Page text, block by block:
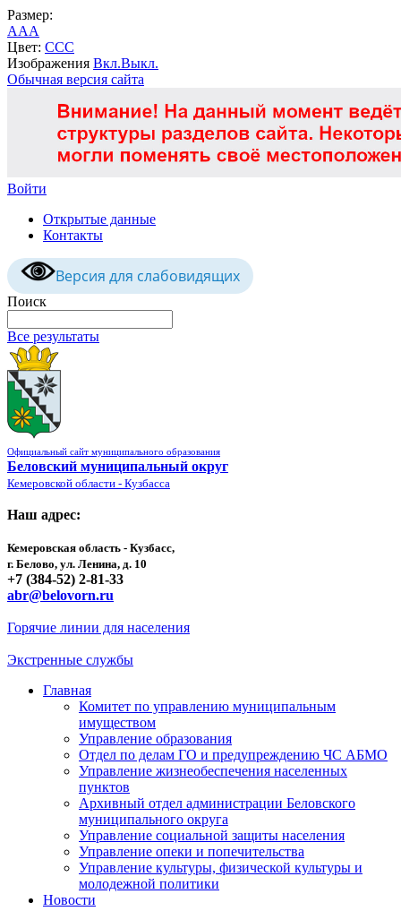
Размер:
AAA
Цвет: CCC
Изображения Вкл.Выкл.
Обычная версия сайта
Войти
Открытые данные
Контакты
Версия для слабовидящих
Поиск
Все результаты
Официальный сайт муниципального образования
Беловский муниципальный округ
Кемеровской области - Кузбасса
Наш адрес:
Кемеровская область - Кузбасс,
г. Белово, ул. Ленина, д. 10
+7 (384-52) 2-81-33
abr@belovorn.ru
Горячие линии для населения
Экстренные службы
Главная
Комитет по управлению муниципальным
имуществом
Управление образования
Отдел по делам ГО и предупреждению ЧС АБМО
Управление жизнеобеспечения населенных
пунктов
Архивный отдел администрации Беловского
муниципального округа
Управление социальной защиты населения
Управление опеки и попечительства
Управление культуры, физической культуры и
молодежной политики
Новости